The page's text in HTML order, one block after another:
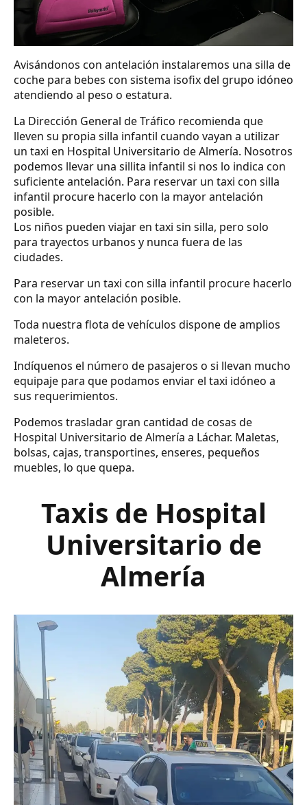
Avisándonos con antelación instalaremos una silla de
coche para bebes con sistema isofix del grupo idóneo
atendiendo al peso o estatura.
La Dirección General de Tráfico recomienda que
lleven su propia silla infantil cuando vayan a utilizar
un taxi en Hospital Universitario de Almería. Nosotros
podemos llevar una sillita infantil si nos lo indica con
suficiente antelación. Para reservar un taxi con silla
infantil procure hacerlo con la mayor antelación
posible.
Los niños pueden viajar en taxi sin silla, pero solo
para trayectos urbanos y nunca fuera de las
ciudades.
Para reservar un taxi con silla infantil procure hacerlo
con la mayor antelación posible.
Toda nuestra flota de vehículos dispone de amplios
maleteros.
Indíquenos el número de pasajeros o si llevan mucho
equipaje para que podamos enviar el taxi idóneo a
sus requerimientos.
Podemos trasladar gran cantidad de cosas de
Hospital Universitario de Almería a Láchar. Maletas,
bolsas, cajas, transportines, enseres, pequeños
muebles, lo que quepa.
Taxis de Hospital
Universitario de
Almería